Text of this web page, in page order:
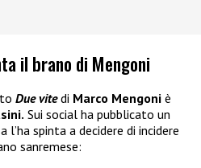
il brano di Mengoni
Due vitedi Marco Mengoni è
Sui social ha pubblicato un
l’ha spinta a decidere di incidere
sanremese: